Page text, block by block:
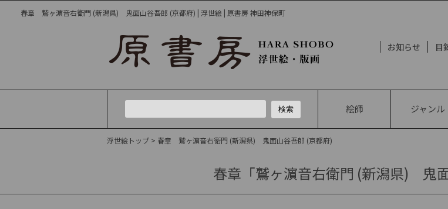
春章 鷲ヶ濵音右衛門 (新潟県) 鬼面山谷吾郎 (京都府) | 浮世絵 | 原書房 神田神保町
お知らせ 目
絵師 ジャンル
浮世絵トップ > 春章 鷲ヶ濵音右衛門 (新潟県) 鬼面山谷吾郎 (京都府)
春章「鷲ヶ濵音右衛門 (新潟県) 鬼